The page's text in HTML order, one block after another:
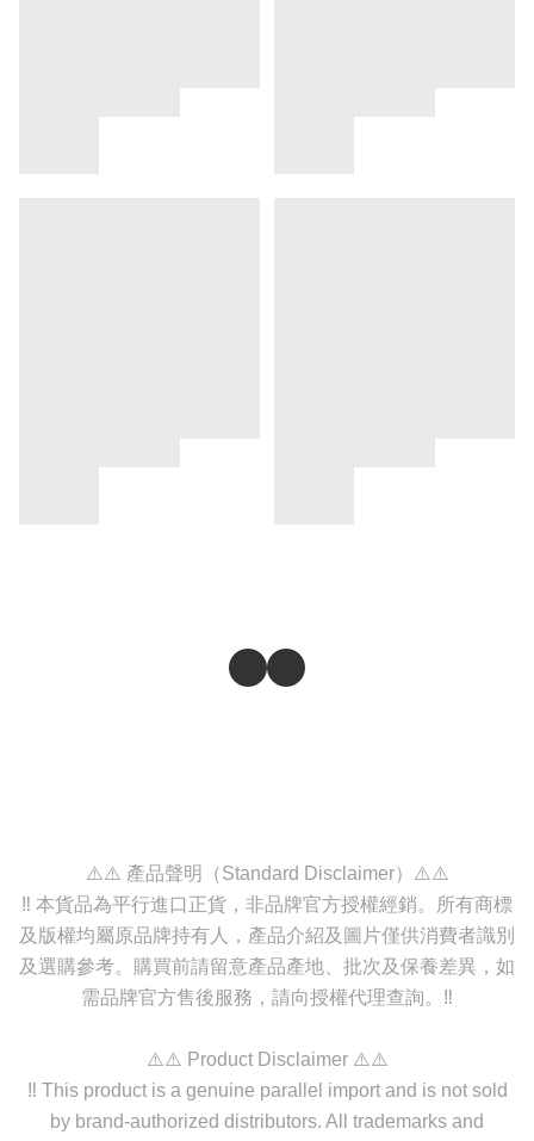
⚠️⚠️ 產品聲明（Standard Disclaimer）⚠️⚠️
‼️ 本貨品為平行進口正貨，非品牌官方授權經銷。所有商標
及版權均屬原品牌持有人，產品介紹及圖片僅供消費者識別
及選購參考。購買前請留意產品產地、批次及保養差異，如
需品牌官方售後服務，請向授權代理查詢。‼️
⚠️⚠️ Product Disclaimer ⚠️⚠️
‼️ This product is a genuine parallel import and is not sold
by brand-authorized distributors. All trademarks and